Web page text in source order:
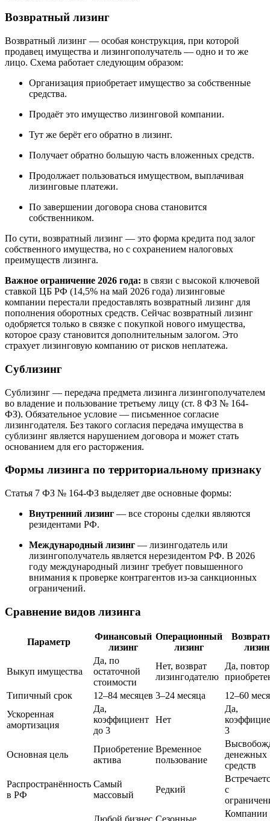
Возвратный лизинг
Возвратный лизинг — особая конструкция, при которой
продавец имущества и лизингополучатель — одно и то же
лицо. Схема работает следующим образом:
Организация приобретает имущество за собственные
средства.
Продаёт это имущество лизинговой компании.
Тут же берёт его обратно в лизинг.
Получает обратно большую часть вложенных средств.
Продолжает пользоваться имуществом, выплачивая
лизинговые платежи.
По завершении договора снова становится
собственником.
По сути, возвратный лизинг — это форма кредита под залог
собственного имущества, но с сохранением налоговых
преимуществ лизинга.
Важное ограничение 2026 года: в связи с высокой ключевой
ставкой ЦБ РФ (14,5% на май 2026 года) лизинговые
компании перестали предоставлять возвратный лизинг для
пополнения оборотных средств. Сейчас возвратный лизинг
одобряется только в связке с покупкой нового имущества,
которое сразу становится дополнительным залогом. Это
страхует лизинговую компанию от рисков неплатежа.
Сублизинг
Сублизинг — передача предмета лизинга лизингополучателем
во владение и пользование третьему лицу (ст. 8 ФЗ № 164-
ФЗ). Обязательное условие — письменное согласие
лизингодателя. Без такого согласия передача имущества в
сублизинг является нарушением договора и может стать
основанием для его расторжения.
Формы лизинга по территориальному признаку
Статья 7 ФЗ № 164-ФЗ выделяет две основные формы:
Внутренний лизинг — все стороны сделки являются
резидентами РФ.
Международный лизинг — лизингодатель или
лизингополучатель является нерезидентом РФ. В 2026
году международный лизинг требует повышенного
внимания к проверке контрагентов из-за санкционных
ограничений.
Сравнение видов лизинга
Параметр
Финансовый
лизинг
Операционный
лизинг
Выкуп имущества
Да, по
остаточной
стоимости
Нет, возврат
лизингодателю
Да,
Типичный срок
12–84 месяцев 3–24 месяца
12–60
Ускоренная
амортизация
Да,
коэффициент
до 3
Нет
Да,
3
Основная цель
Приобретение
актива
Временное
пользование
денежных
средств
Распространённость
в РФ
Самый
массовый
Редкий
с
Компании